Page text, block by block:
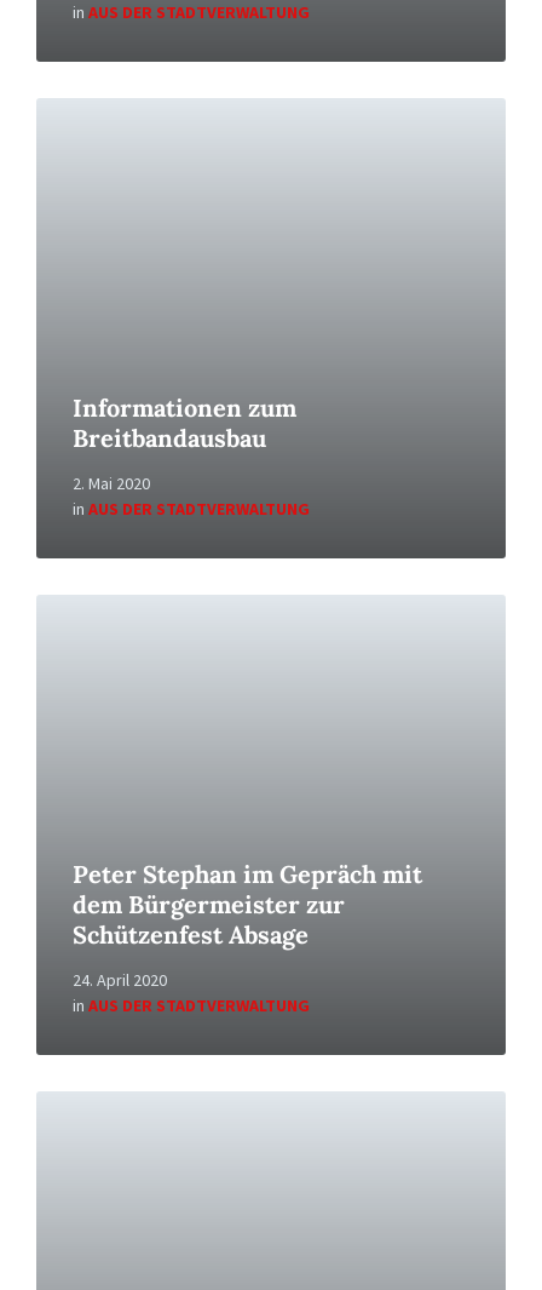
in AUS DER STADTVERWALTUNG
Informationen zum
Breitbandausbau
2. Mai 2020
in AUS DER STADTVERWALTUNG
Peter Stephan im Gepräch mit
dem Bürgermeister zur
Schützenfest Absage
24. April 2020
in AUS DER STADTVERWALTUNG